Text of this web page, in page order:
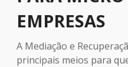
EMPRESAS
A Mediação e
principais meios para